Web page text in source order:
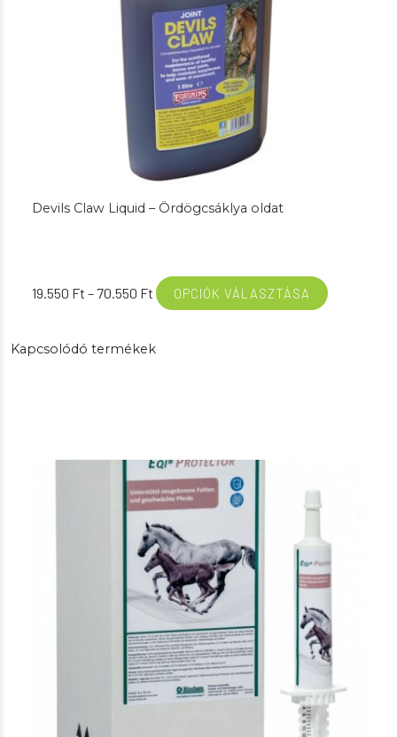
Devils Claw Liquid – Ördögcsáklya oldat
19.550 Ft – 70.550 Ft Ártartomány:
19.550 Ft
70.550 Ft
OPCIÓK VÁLASZTÁSA
Kapcsolódó termékek